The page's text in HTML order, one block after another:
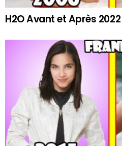
H2O Avant et Après